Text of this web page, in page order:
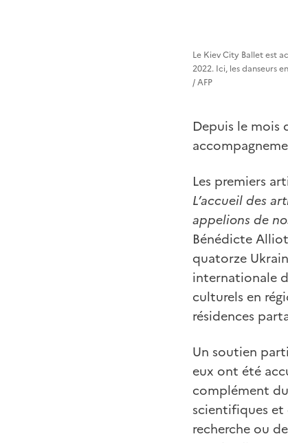
Le Kiev City Ballet est
2022. Ici, les danseurs
/ AFP
Depuis le mois
Les premiers
L’accueil des
appelions de
Bénédicte
quatorze
internationale
culturels en
résidences
Un soutien
eux ont été
complément du
scientifiques et
recherche ou